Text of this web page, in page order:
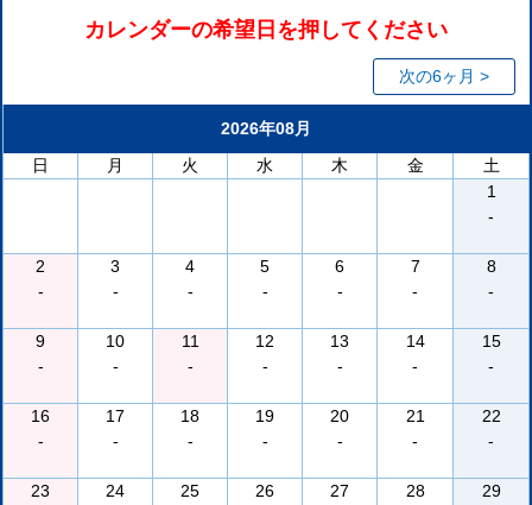
カレンダーの希望日を押してください
次の6ヶ月 >
2026年08月
日
月 火 水 木 金
土
1
-
2
-
3
-
4
-
5
-
6
-
7
-
8
-
9
-
10
-
11
-
12
-
13
-
14
-
15
-
16
-
17
-
18
-
19
-
20
-
21
-
22
-
23
24
25
26
27
28
29